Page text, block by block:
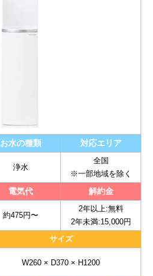
お水の種類 対応エリア
浄水
全国
※一部地域を除く
電気代 解約金
約475円〜
2年以上:無料
2年未満:15,000円
サイズ
W260 × D370 × H1200